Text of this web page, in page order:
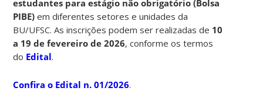
estudantes para estágio não obrigatório (Bolsa
PIBE)em diferentes setores e unidades da
BU/UFSC. As inscrições podem ser realizadas de 10
a 19 de fevereiro de 2026, conforme os termos
do Edital.
Confira o Edital n. 01/2026.